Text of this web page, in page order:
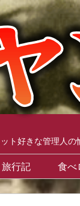
ト好きな管理人
旅行記 食べ